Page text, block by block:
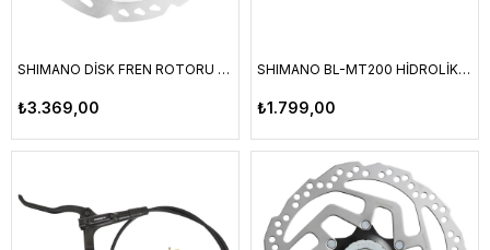
SHIMANO DİSK FREN ROTORU RT-MT900 CENTER LOCK ICE TECHNOLOGIES FREEZA
₺3.369,00
SHIMANO BL-MT200 HİDROLİK DİSK FREN SETİ SAĞ ARKA
₺1.799,00